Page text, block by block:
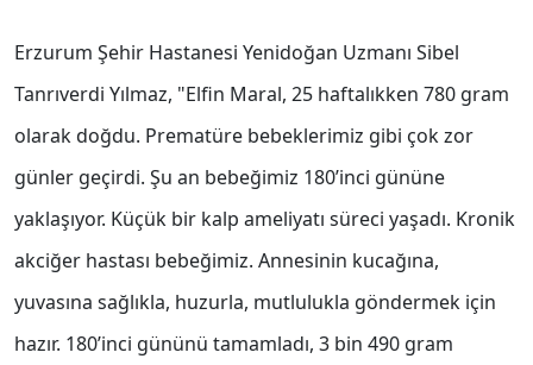
Erzurum Şehir Hastanesi Yenidoğan Uzmanı Sibel
Tanrıverdi Yılmaz, "Elfin Maral, 25 haftalıkken 780 gram
olarak doğdu. Prematüre bebeklerimiz gibi çok zor
günler geçirdi. Şu an bebeğimiz 180’inci gününe
yaklaşıyor. Küçük bir kalp ameliyatı süreci yaşadı. Kronik
akciğer hastası bebeğimiz. Annesinin kucağına,
yuvasına sağlıkla, huzurla, mutlulukla göndermek için
hazır. 180’inci gününü tamamladı, 3 bin 490 gram